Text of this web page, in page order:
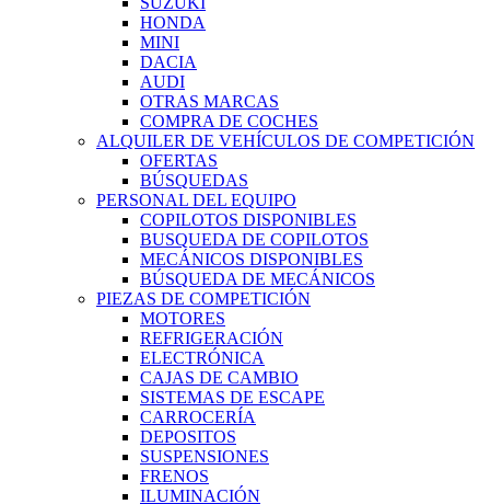
HONDA
MINI
DACIA
AUDI
OTRAS MARCAS
COMPRA DE COCHES
ALQUILER DE VEHÍCULOS DE COMPETICIÓN
OFERTAS
BÚSQUEDAS
PERSONAL DEL EQUIPO
COPILOTOS DISPONIBLES
BUSQUEDA DE COPILOTOS
MECÁNICOS DISPONIBLES
BÚSQUEDA DE MECÁNICOS
PIEZAS DE COMPETICIÓN
MOTORES
REFRIGERACIÓN
ELECTRÓNICA
CAJAS DE CAMBIO
SISTEMAS DE ESCAPE
CARROCERÍA
DEPOSITOS
SUSPENSIONES
FRENOS
ILUMINACIÓN